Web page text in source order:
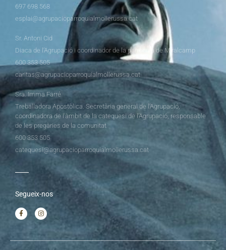
697 698 568
esplai@agrupacioparroquialmollerussa.cat
Sr. Antoni Cid
Diaca de l’Agrupació i coordinador de la parròquia de Miralcamp
600 353 505
caritas@agrupacioparroquialmollerussa.cat
Sra. Imma Farré
Treballadora Apostòlica. Secretària general de l’Agrupació,
coordinadora de l’àmbit de la catequesi de l’Agrupació, responsable
de les pregàries de la comunitat
600 353 505
catequesi@agrupacioparroquialmollerussa.cat
Segueix-nos